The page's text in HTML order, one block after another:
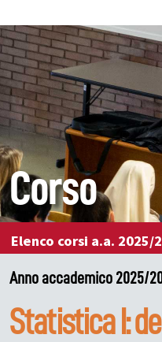
Corso
Elenco corsi a.a. 2025/
Anno accademico 2025/
Statistica I: